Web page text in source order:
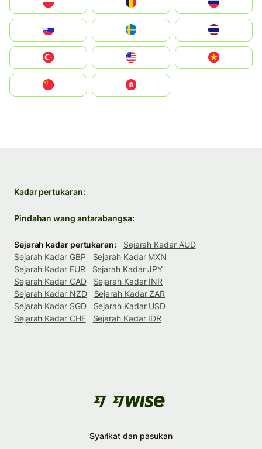
United States
中國香港特別行政區
Kadar pertukaran:
Pindahan wang antarabangsa:
Sejarah kadar pertukaran:
Sejarah Kadar AUD
Sejarah Kadar GBP
Sejarah Kadar MXN
Sejarah Kadar EUR
Sejarah Kadar JPY
Sejarah Kadar CAD
Sejarah Kadar INR
Sejarah Kadar NZD
Sejarah Kadar ZAR
Sejarah Kadar SGD
Sejarah Kadar USD
Sejarah Kadar CHF
Sejarah Kadar IDR
Syarikat dan pasukan